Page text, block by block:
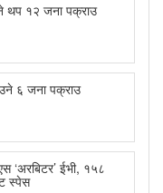
थप १२ जना पक्राउ
६ जना पक्राउ
‘अरबिटर’ ईभी, १५८
स्पेस